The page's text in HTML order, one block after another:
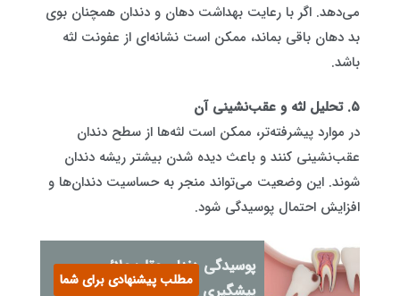
می‌دهد. اگر با رعایت بهداشت دهان و دندان همچنان بوی
بد دهان باقی بماند، ممکن است نشانه‌ای از عفونت لثه
باشد.
۵. تحلیل لثه و عقب‌نشینی آن
در موارد پیشرفته‌تر، ممکن است لثه‌ها از سطح دندان
عقب‌نشینی کنند و باعث دیده شدن بیشتر ریشه دندان
شوند. این وضعیت می‌تواند منجر به حساسیت دندان‌ها و
افزایش احتمال پوسیدگی شود.
پوسیدگی دندان عقل: علائم و
پیشگیری مطلب پیشنهادی برای شما